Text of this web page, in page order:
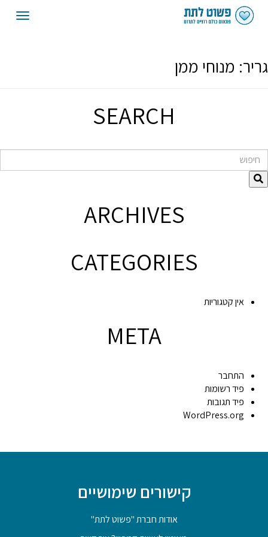
גריר: מנוחי ממן
SEARCH
חיפוש
ARCHIVES
CATEGORIES
אין קטגוריות
META
התחבר
פיד רשומות
פיד תגובות
WordPress.org
קישורים שימושיים
אודות חברת "פשוט לתת"